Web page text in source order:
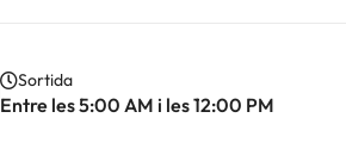
Sortida
Entre les 5:00 AM i les 12:00 PM